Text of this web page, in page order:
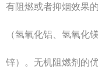
有阻燃或者抑烟效果
（氢氧化铝、氢氧化
锌）。无机阻燃剂的